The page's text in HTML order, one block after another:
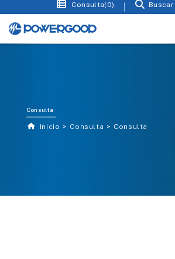
Consulta(0) Buscar
Consulta
Inicio Consulta Consulta